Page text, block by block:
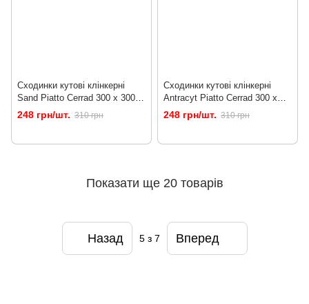
Сходинки кутові клінкерні
Sand Piatto Cerrad 300 x 300 x
9
248 грн/шт. 310 грн
Сходинки кутові клінкерні
Antracyt Piatto Cerrad 300 x
300 x 9
248 грн/шт. 310 грн
Показати ще 20 товарів
Назад 5з 7 Вперед